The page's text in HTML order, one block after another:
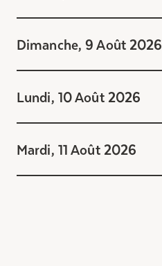
Dimanche, 9 Août 2026
Lundi, 10 Août 2026
Mardi, 11 Août 2026